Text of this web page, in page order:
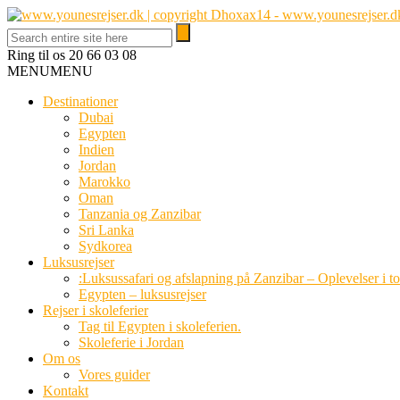
Ring til os 20 66 03 08
MENUMENU
Destinationer
Dubai
Egypten
Indien
Jordan
Marokko
Oman
Tanzania og Zanzibar
Sri Lanka
Sydkorea
Luksusrejser
:Luksussafari og afslapning på Zanzibar – Oplevelser i
Egypten – luksusrejser
Rejser i skoleferier
Tag til Egypten i skoleferien.
Skoleferie i Jordan
Om os
Vores guider
Kontakt